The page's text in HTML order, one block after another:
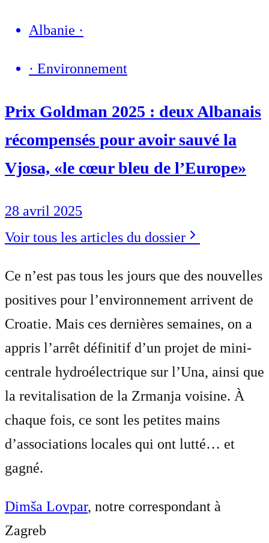
Albanie ·
· Environnement
Prix Goldman 2025 : deux Albanais
récompensés pour avoir sauvé la
Vjosa, «le cœur bleu de l’Europe»
28 avril 2025
Voir tous les articles du dossier
Ce n’est pas tous les jours que des nouvelles
positives pour l’environnement arrivent de
Croatie. Mais ces dernières semaines, on a
appris l’arrêt définitif d’un projet de mini-
centrale hydroélectrique sur l’Una, ainsi que
la revitalisation de la Zrmanja voisine. À
chaque fois, ce sont les petites mains
d’associations locales qui ont lutté… et
gagné.
Dimša Lovpar, notre correspondant à
Zagreb